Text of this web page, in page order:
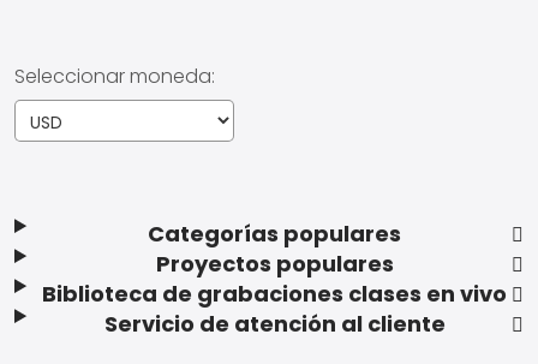
Categorías populares
Proyectos populares
Biblioteca de grabaciones clases en vivo
Servicio de atención al cliente
Seleccionar moneda: